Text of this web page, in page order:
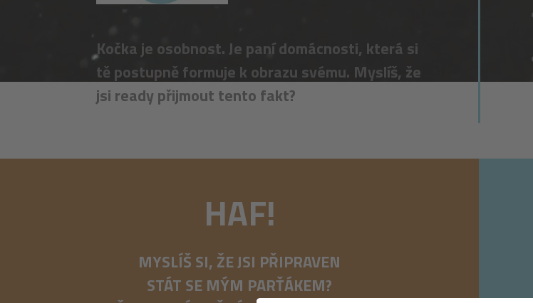
Kočka je osobnost. Je paní domácnosti, která si
tě postupně formuje k obrazu svému. Myslíš, že
jsi ready přijmout tento fakt?
HAF!
MYSLÍŠ SI, ŽE JSI PŘIPRAVEN
STÁT SE MÝM PARŤÁKEM?